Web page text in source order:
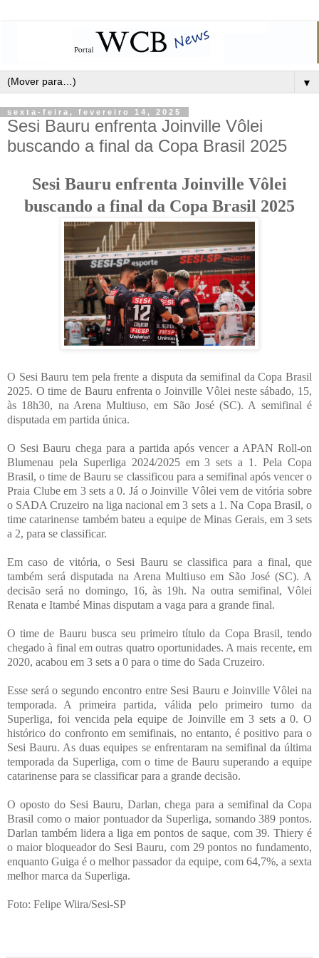
▼
sexta-feira, fevereiro 14, 2025
Sesi Bauru enfrenta Joinville Vôlei
buscando a final da Copa Brasil 2025
Sesi Bauru enfrenta Joinville Vôlei
buscando a final da Copa Brasil 2025
O Sesi Bauru tem pela frente a disputa da semifinal da Copa Brasil
2025. O time de Bauru enfrenta o Joinville Vôlei neste sábado, 15,
às 18h30, na Arena Multiuso, em São José (SC). A semifinal é
disputada em partida única.
O Sesi Bauru chega para a partida após vencer a APAN Roll-on
Blumenau pela Superliga 2024/2025 em 3 sets a 1. Pela Copa
Brasil, o time de Bauru se classificou para a semifinal após vencer o
Praia Clube em 3 sets a 0. Já o Joinville Vôlei vem de vitória sobre
o SADA Cruzeiro na liga nacional em 3 sets a 1. Na Copa Brasil, o
time catarinense também bateu a equipe de Minas Gerais, em 3 sets
a 2, para se classificar.
Em caso de vitória, o Sesi Bauru se classifica para a final, que
também será disputada na Arena Multiuso em São José (SC). A
decisão será no domingo, 16, às 19h. Na outra semifinal, Vôlei
Renata e Itambé Minas disputam a vaga para a grande final.
O time de Bauru busca seu primeiro título da Copa Brasil, tendo
chegado à final em outras quatro oportunidades. A mais recente, em
2020, acabou em 3 sets a 0 para o time do Sada Cruzeiro.
Esse será o segundo encontro entre Sesi Bauru e Joinville Vôlei na
temporada. A primeira partida, válida pelo primeiro turno da
Superliga, foi vencida pela equipe de Joinville em 3 sets a 0. O
histórico do confronto em semifinais, no entanto, é positivo para o
Sesi Bauru. As duas equipes se enfrentaram na semifinal da última
temporada da Superliga, com o time de Bauru superando a equipe
catarinense para se classificar para a grande decisão.
O oposto do Sesi Bauru, Darlan, chega para a semifinal da Copa
Brasil como o maior pontuador da Superliga, somando 389 pontos.
Darlan também lidera a liga em pontos de saque, com 39. Thiery é
o maior bloqueador do Sesi Bauru, com 29 pontos no fundamento,
enquanto Guiga é o melhor passador da equipe, com 64,7%, a sexta
melhor marca da Superliga.
Foto: Felipe Wiira/Sesi-SP